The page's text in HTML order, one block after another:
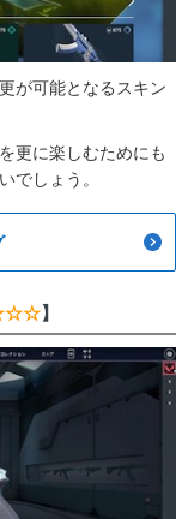
が可能となるスキン
更に楽しむためにも
でしょう。
】